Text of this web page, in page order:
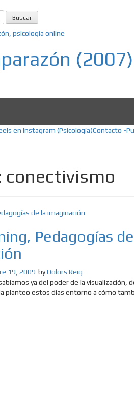
(2007)
en Instagram (Psicología)Contacto -
conectivismo
Pedagogías
19, 2009 byDolors Reig
ya del poder de la visualización,
planteo estos días entorno a cómo